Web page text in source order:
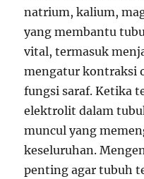
natrium, kalium,
yang membantu
vital, termasuk
mengatur kontraksi
fungsi saraf. Ketika
elektrolit dalam
muncul yang
keseluruhan.
penting agar tubuh